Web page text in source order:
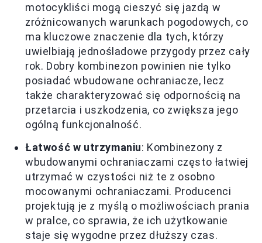
motocykliści mogą cieszyć się jazdą w
zróżnicowanych warunkach pogodowych, co
ma kluczowe znaczenie dla tych, którzy
uwielbiają jednośladowe przygody przez cały
rok. Dobry kombinezon powinien nie tylko
posiadać wbudowane ochraniacze, lecz
także charakteryzować się odpornością na
przetarcia i uszkodzenia, co zwiększa jego
ogólną funkcjonalność.
Łatwość w utrzymaniu: Kombinezony z
wbudowanymi ochraniaczami często łatwiej
utrzymać w czystości niż te z osobno
mocowanymi ochraniaczami. Producenci
projektują je z myślą o możliwościach prania
w pralce, co sprawia, że ich użytkowanie
staje się wygodne przez dłuższy czas.